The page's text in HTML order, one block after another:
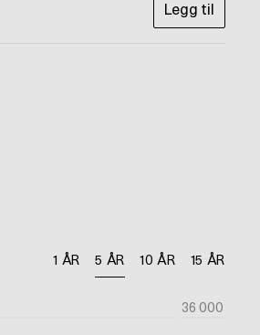
Legg til
1 ÅR 5 ÅR 10 ÅR 15 ÅR
36 000